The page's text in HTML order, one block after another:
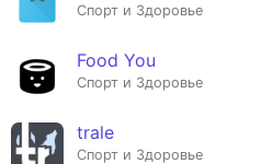
Спорт и Здоровье
Food You
Спорт и Здоровье
trale
Спорт и Здоровье